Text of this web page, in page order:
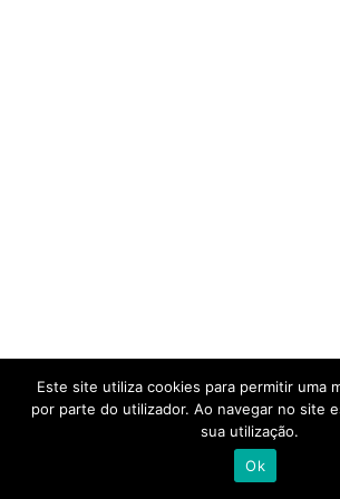
Este site utiliza cookies para permitir uma
por parte do utilizador. Ao navegar no site
sua utilização.
Ok